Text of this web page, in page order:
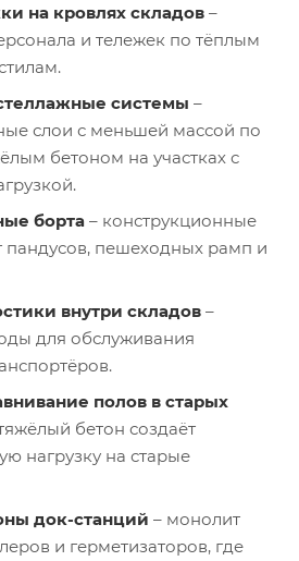
на кровлях складов –
и тележек по тёплым
системы –
слои с меньшей массой по
бетоном на участках с
борта – конструкционные
пандусов, пешеходных рамп и
внутри складов –
для обслуживания
полов в старых
бетон создаёт
нагрузку на старые
док-станций – монолит
и герметизаторов, где